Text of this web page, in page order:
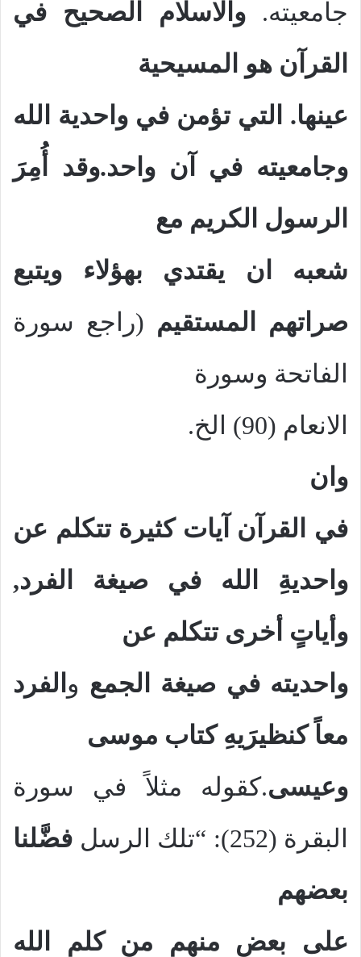
جامعيته. والاسلام الصحيح في
القرآن هو المسيحية
عينها. التي تؤمن في واحدية الله
وجامعيته في آن واحد.وقد أُمِرَ
الرسول الكريم مع
شعبه ان يقتدي بهؤلاء ويتبع
صراتهم
المستقيم (راجع سورة
الفاتحة وسورة
الانعام (90) الخ.
وان
في القرآن آيات كثيرة تتكلم عن
واحديةِ الله في صيغة الفرد,
وأياتٍ أخرى تتكلم عن
واحديته في صيغة الجمع و الفرد
معاً كنظيرَيهِ كتاب موسى
وعيسى.كقوله مثلاً في سورة
البقرة (252): “تلك الرسل
فضَّلنا
بعضهم
على بعض منهم من كلم الله